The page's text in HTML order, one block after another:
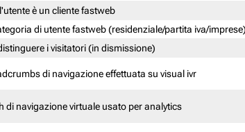
è un cliente fastweb
di utente fastweb (residenziale/partita iva/
i visitatori (in dismissione)
di navigazione effettuata su visual ivr
di navigazione virtuale usato per analytics